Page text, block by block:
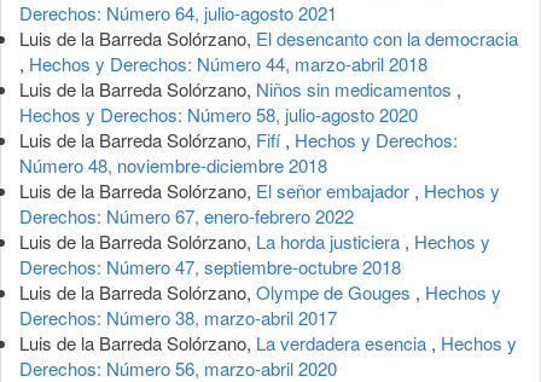
Derechos: Número 64, julio-agosto 2021
Luis de la Barreda Solórzano, El desencanto con la democracia
, Hechos y Derechos: Número 44, marzo-abril 2018
Luis de la Barreda Solórzano, Niños sin medicamentos ,
Hechos y Derechos: Número 58, julio-agosto 2020
Luis de la Barreda Solórzano, Fifí, Hechos y Derechos:
Número 48, noviembre-diciembre 2018
Luis de la Barreda Solórzano, El señor embajador , Hechos y
Derechos: Número 67, enero-febrero 2022
Luis de la Barreda Solórzano, La horda justiciera , Hechos y
Derechos: Número 47, septiembre-octubre 2018
Luis de la Barreda Solórzano, Olympe de Gouges , Hechos y
Derechos: Número 38, marzo-abril 2017
Luis de la Barreda Solórzano, La verdadera esencia , Hechos y
Derechos: Número 56, marzo-abril 2020